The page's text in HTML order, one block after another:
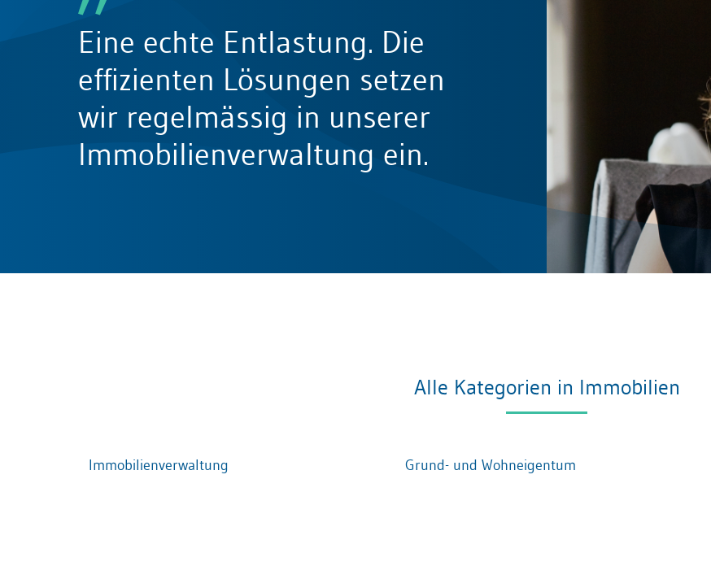
Bau & Immobilien
Eine echte Entlastung. Die
effizienten Lösungen setzen
wir regelmässig in unserer
Immobilienverwaltung ein.
Alle Kategorien in Immobilien
Immobilienverwaltung Grund- und Wohneigentum